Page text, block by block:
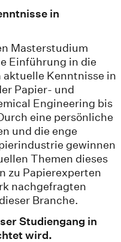
in
Masterstudium
Einführung in die
Kenntnisse in
Papier- und
Engineering bis
eine persönliche
und die enge
gewinnen
Themen dieses
zu Papierexperten
nachgefragten
Branche.
Studiengang in
wird.